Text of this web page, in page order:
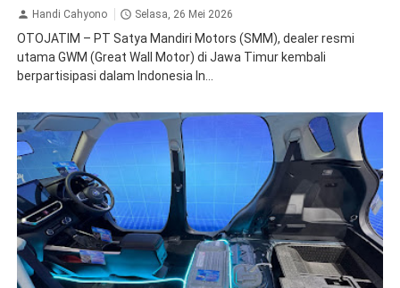
Handi Cahyono Selasa, 26 Mei 2026
OTOJATIM – PT Satya Mandiri Motors (SMM), dealer resmi
utama GWM (Great Wall Motor) di Jawa Timur kembali
berpartisipasi dalam Indonesia In...